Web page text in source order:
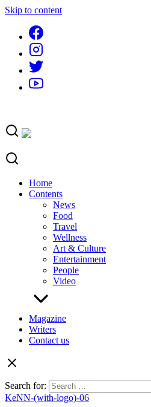
Skip to content
Home
Contents
News
Food
Travel
Wellness
Art & Culture
Entertainment
People
Video
Magazine
Writers
Contact us
Search for:
KeNN-(with-logo)-06